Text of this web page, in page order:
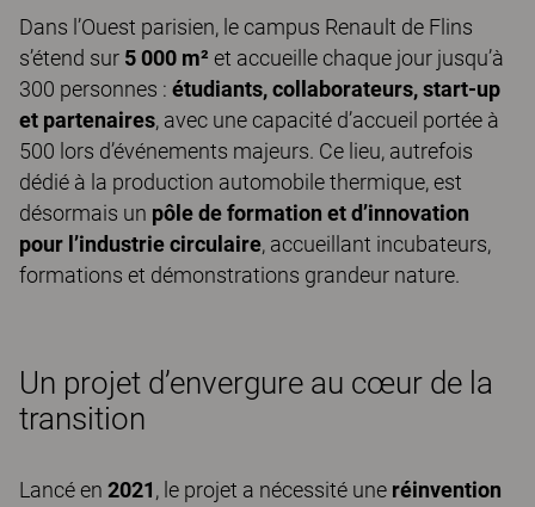
Dans l’Ouest parisien, le campus Renault de Flins
s’étend sur 5 000 m² et accueille chaque jour jusqu’à
300 personnes : étudiants, collaborateurs, start-up
et partenaires, avec une capacité d’accueil portée à
500 lors d’événements majeurs. Ce lieu, autrefois
dédié à la production automobile thermique, est
désormais un pôle de formation et d’innovation
pour l’industrie circulaire, accueillant incubateurs,
formations et démonstrations grandeur nature.
Un projet d’envergure au cœur de la
transition
Lancé en 2021, le projet a nécessité une réinvention